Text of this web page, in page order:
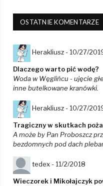
OSTATNIE KOMENTARZE
Herakliusz - 10/27/
Dlaczego warto pić wodę?
Woda w Węglińcu - ujęcie
inne butelkowane kranówki.
Herakliusz - 10/27/
Tragiczny w skutkach
A może by Pan Proboszcz
bezdomnych pod dach
tedex - 11/2/2018
Wieczorek i Mikołajczyk